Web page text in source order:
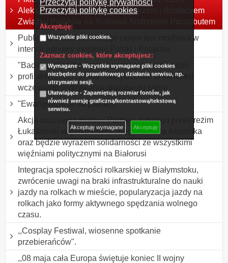
Przeczytaj politykę prywatności
Przeczytaj politykę cookies
Akceptuję:
Wszystkie pliki cookies.
Zaznacz cookies, które akceptujesz:
Wymagane - Wszystkie wymagane pliki cookies
niezbędne do prawidłowego działania serwisu, np.
utrzymanie sesji.
Ułatwiające - Zapamiętują rozmiar fontów, jak
również wersję graficzną/kontrastową/tekstową
serwisu.
Akceptuję wymagane Akceptuję
Aleksandra Łukaszenki dziennikarzem i działaczem
Związku Polaków na Białorusi Andrzejem Poczobutem
Publiczny różaniec, którego celem jest modlitwa w
intencji odnowy moralnej Polski i Polaków.
"Badamy nie tylko mamy" propagowanie badań
profilaktycznych wśród młodych osób w kierunku
wczesnego wykrywania nowotworu piersi
"Ewangelizacja na placach"
Akcja uczczenia Hołdu i Pamięci zabitego przez reżim
Łukaszenki więźnia politycznego Witolda Aszuraka
oraz będzie wyrazem solidarności ze wszystkimi
więźniami politycznymi na Białorusi
Integracja społeczności rolkarskiej w Białymstoku,
zwrócenie uwagi na braki infrastrukturalne do nauki
jazdy na rolkach w mieście, popularyzacja jazdy na
rolkach jako formy aktywnego spędzania wolnego
czasu.
,,Cosplay Festiwal, wiosenne spotkanie
przebierańców".
,,08 maja cała Europa świętuje koniec II wojny